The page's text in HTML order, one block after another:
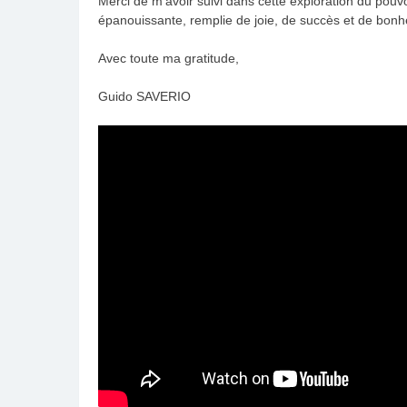
épanouissante, remplie de joie, de succès et de
Avec toute ma gratitude,
Guido SAVERIO